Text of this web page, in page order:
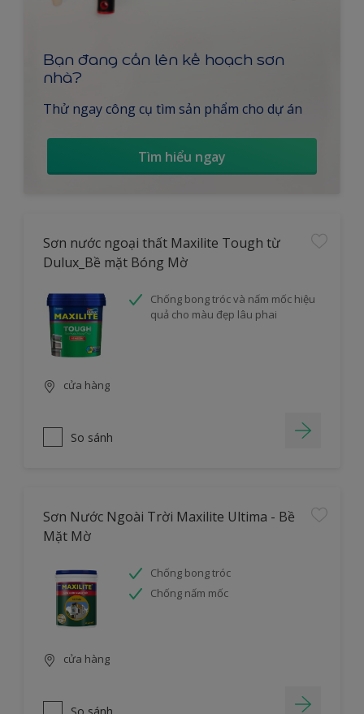
Bạn đang cần lên kế hoạch sơn
nhà?
Thử ngay công cụ tìm sản phẩm cho dự án
Tìm hiểu ngay
Sơn nước ngoại thất Maxilite Tough từ
Dulux_Bề mặt Bóng Mờ
Chống bong tróc và nấm mốc hiệu
quả cho màu đẹp lâu phai
cửa hàng
So sánh
Sơn Nước Ngoài Trời Maxilite Ultima - Bề
Mặt Mờ
Chống bong tróc
Chống nấm mốc
cửa hàng
So sánh